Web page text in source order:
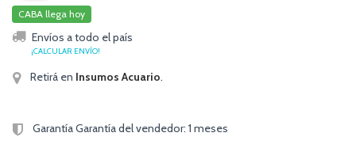
CABA llega hoy
Envíos a todo el país
¡CALCULAR ENVÍO!
Retirá en Insumos Acuario.
Garantía Garantía del vendedor: 1 meses